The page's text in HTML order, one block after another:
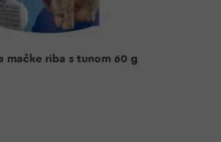
mačke riba s tunom 60 g